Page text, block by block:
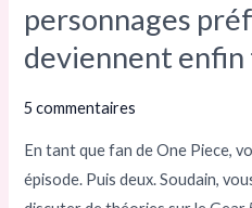
personnages
deviennent enfin
5 commentaires
En tant que fan de One Piece,
épisode. Puis deux. Soudain,
Piece :
Quand
préférés
deviennent